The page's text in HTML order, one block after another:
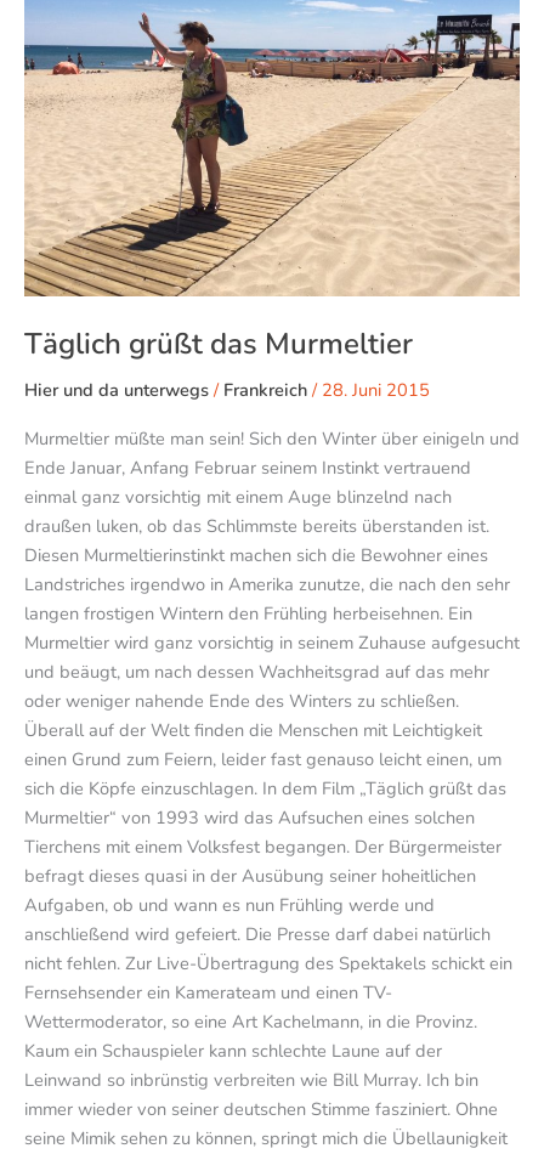
Täglich grüßt das Murmeltier
Hier und da unterwegs / Frankreich / 28. Juni 2015
Murmeltier müßte man sein! Sich den Winter über einigeln und
Ende Januar, Anfang Februar seinem Instinkt vertrauend
einmal ganz vorsichtig mit einem Auge blinzelnd nach
draußen luken, ob das Schlimmste bereits überstanden ist.
Diesen Murmeltierinstinkt machen sich die Bewohner eines
Landstriches irgendwo in Amerika zunutze, die nach den sehr
langen frostigen Wintern den Frühling herbeisehnen. Ein
Murmeltier wird ganz vorsichtig in seinem Zuhause aufgesucht
und beäugt, um nach dessen Wachheitsgrad auf das mehr
oder weniger nahende Ende des Winters zu schließen.
Überall auf der Welt finden die Menschen mit Leichtigkeit
einen Grund zum Feiern, leider fast genauso leicht einen, um
sich die Köpfe einzuschlagen. In dem Film „Täglich grüßt das
Murmeltier“ von 1993 wird das Aufsuchen eines solchen
Tierchens mit einem Volksfest begangen. Der Bürgermeister
befragt dieses quasi in der Ausübung seiner hoheitlichen
Aufgaben, ob und wann es nun Frühling werde und
anschließend wird gefeiert. Die Presse darf dabei natürlich
nicht fehlen. Zur Live-Übertragung des Spektakels schickt ein
Fernsehsender ein Kamerateam und einen TV-
Wettermoderator, so eine Art Kachelmann, in die Provinz.
Kaum ein Schauspieler kann schlechte Laune auf der
Leinwand so inbrünstig verbreiten wie Bill Murray. Ich bin
immer wieder von seiner deutschen Stimme fasziniert. Ohne
seine Mimik sehen zu können, springt mich die Übellaunigkeit